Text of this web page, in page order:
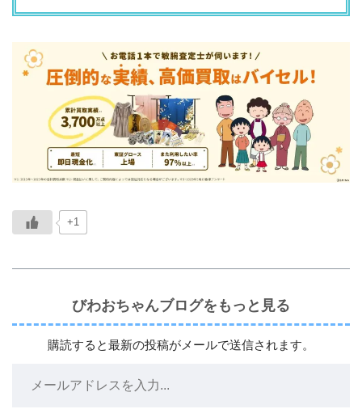
+1
びわおちゃんブログをもっと見る
購読すると最新の投稿がメールで送信されます。